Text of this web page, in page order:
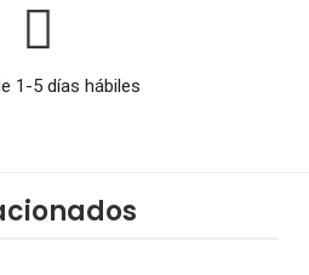
1-5 días hábiles